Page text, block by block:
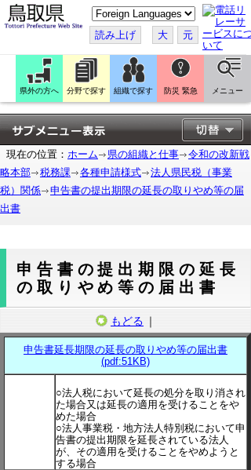
こ
の
ペ
ー
ジ
翻
訳
す
る
読み上げ 大 元
県外の方へ 分野で探す 組織で探す 防災 緊急 メニュー
現在の位置： ホーム 県の組織と仕事
令和の改新戦
略本部
税務課 各種申請様式
法人県民税（事業
税）関係
申告書の提出期限の延長の取りやめ等の届
出書
申告書の提出期限の延長
の取りやめ等の届出書
もどる ｜
申告書延長期限の延長の取りやめ等の届出書
(pdf:51KB)
○法人税において延長の処分を取り消され
た場合又は延長の適用を受けることをや
めた場合
○法人事業税・地方法人特別税において申
告書の提出期限を延長されている法人
が、その適用を受けることをやめようと
する場合